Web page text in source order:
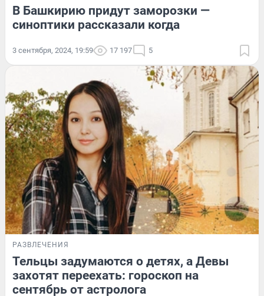
В Башкирию придут заморозки —
синоптики рассказали когда
3 сентября, 2024, 19:59 17 197 5
РАЗВЛЕЧЕНИЯ
Тельцы задумаются о детях, а Девы
захотят переехать: гороскоп на
сентябрь от астролога